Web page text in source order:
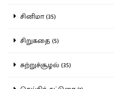
சினிமா (35)
சிறுகதை (5)
சுற்றுச்சூழல் (35)